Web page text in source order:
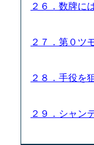
２６．数牌に
２７．第０ツ
２８．手役を
２９．シャン